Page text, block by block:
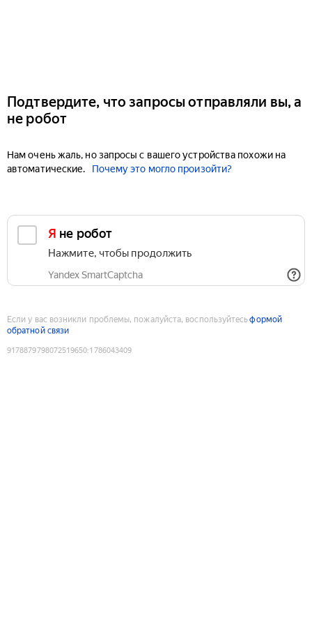
Подтвердите, что запросы отправляли вы, а
не робот
Нам очень жаль, но запросы с вашего устройства похожи на
автоматические.
Почему это могло произойти?
Я не робот
Нажмите, чтобы продолжить
Yandex SmartCaptcha
Если у вас возникли проблемы, пожалуйста, воспользуйтесьформой
обратной связи
9178879798072519650:1786043409